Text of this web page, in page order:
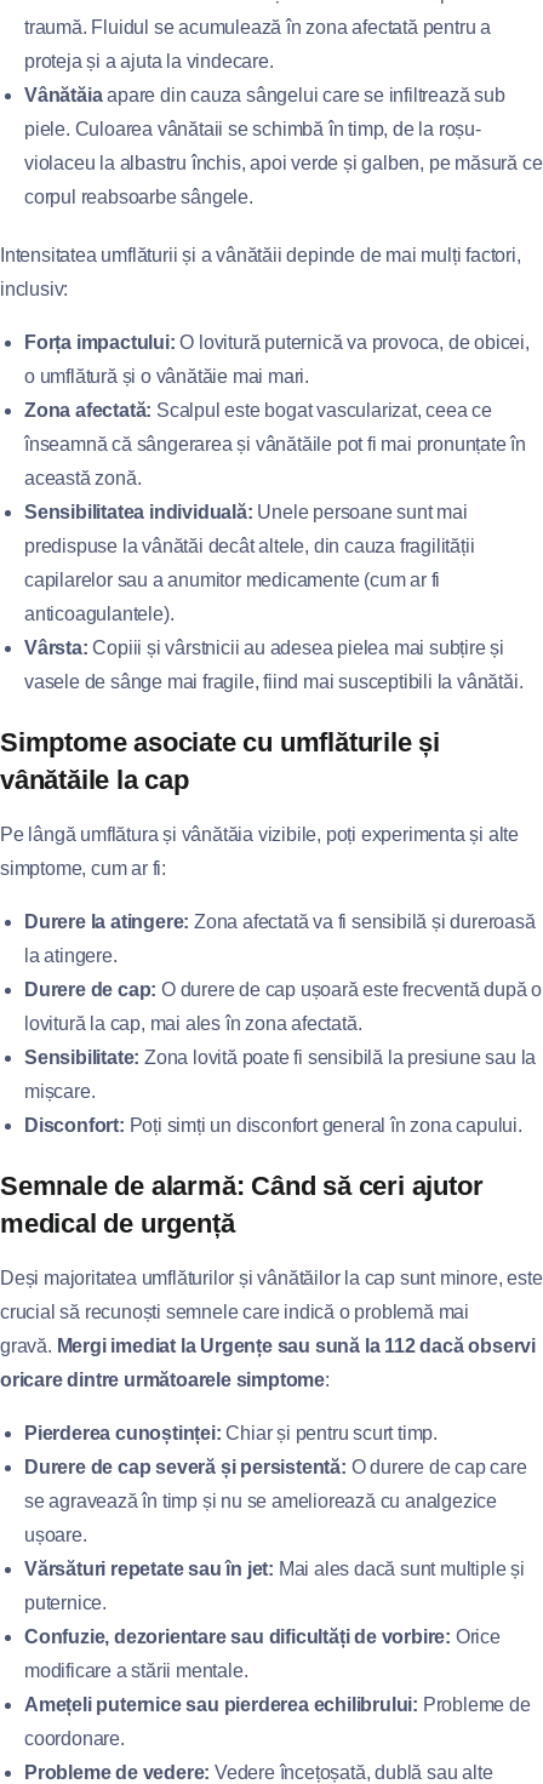
traumă. Fluidul se acumulează în zona afectată pentru a
proteja și a ajuta la vindecare.
Vânătăiaapare din cauza sângelui care se infiltrează sub
piele. Culoarea vânătaii se schimbă în timp, de la roșu-
violaceu la albastru închis, apoi verde și galben, pe măsură ce
corpul reabsoarbe sângele.
Intensitatea umflăturii și a vânătăii depinde de mai mulți factori,
inclusiv:
Forța impactului: O lovitură puternică va provoca, de obicei,
o umflătură și o vânătăie mai mari.
Zona afectată: Scalpul este bogat vascularizat, ceea ce
înseamnă că sângerarea și vânătăile pot fi mai pronunțate în
această zonă.
Sensibilitatea individuală: Unele persoane sunt mai
predispuse la vânătăi decât altele, din cauza fragilității
capilarelor sau a anumitor medicamente (cum ar fi
anticoagulantele).
Vârsta: Copiii și vârstnicii au adesea pielea mai subțire și
vasele de sânge mai fragile, fiind mai susceptibili la vânătăi.
Simptome asociate cu umflăturile și
vânătăile la cap
Pe lângă umflătura și vânătăia vizibile, poți experimenta și alte
simptome, cum ar fi:
Durere la atingere: Zona afectată va fi sensibilă și dureroasă
la atingere.
Durere de cap: O durere de cap ușoară este frecventă după o
lovitură la cap, mai ales în zona afectată.
Sensibilitate: Zona lovită poate fi sensibilă la presiune sau la
mișcare.
Disconfort: Poți simți un disconfort general în zona capului.
Semnale de alarmă: Când să ceri ajutor
medical de urgență
Deși majoritatea umflăturilor și vânătăilor la cap sunt minore, este
crucial să recunoști semnele care indică o problemă mai
gravă. Mergi imediat la Urgențe sau sună la 112 dacă observi
oricare dintre următoarele simptome:
Pierderea cunoștinței: Chiar și pentru scurt timp.
Durere de cap severă și persistentă: O durere de cap care
se agravează în timp și nu se ameliorează cu analgezice
ușoare.
Vărsături repetate sau în jet: Mai ales dacă sunt multiple și
puternice.
Confuzie, dezorientare sau dificultăți de vorbire: Orice
modificare a stării mentale.
Amețeli puternice sau pierderea echilibrului: Probleme de
coordonare.
Probleme de vedere: Vedere încețoșată, dublă sau alte